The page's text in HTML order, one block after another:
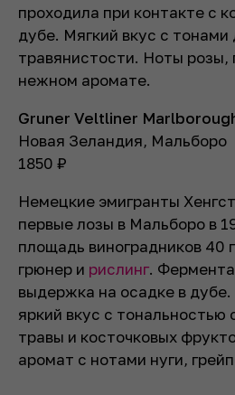
проходила при контакте с
дубе. Мягкий вкус с тонами
травянистости. Ноты
нежном аромате.
Gruner Veltliner
Новая Зеландия, Мальборо
1850 ₽
Немецкие эмигранты
первые лозы в Мальборо в
площадь виноградников 40
грюнер и рислинг.
выдержка на осадке в
яркий вкус с
травы и косточковых
аромат с нотами нуги,